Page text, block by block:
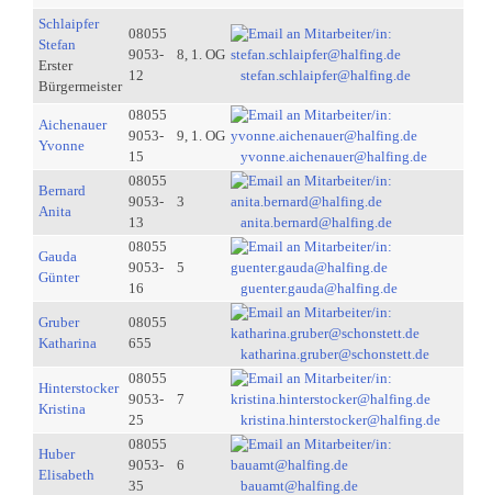
Schlaipfer
Stefan
Erster
Bürgermeister
08055
9053-
12
8, 1. OG
stefan.schlaipfer@halfing.de
Aichenauer
Yvonne
08055
9053-
15
9, 1. OG
yvonne.aichenauer@halfing.de
Bernard
Anita
08055
9053-
13
3
anita.bernard@halfing.de
Gauda
Günter
08055
9053-
16
5
guenter.gauda@halfing.de
Gruber
Katharina
08055
655
katharina.gruber@schonstett.de
Hinterstocker
Kristina
08055
9053-
25
7
kristina.hinterstocker@halfing.de
Huber
Elisabeth
08055
9053-
35
6
bauamt@halfing.de